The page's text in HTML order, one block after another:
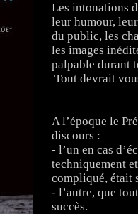
Les intonations
leur humour,
du public, les
les images
palpable durant
Tout devrait
A l’époque le
discours :
- l’un en cas
techniquement
compliqué, était
- l’autre, que
succès.